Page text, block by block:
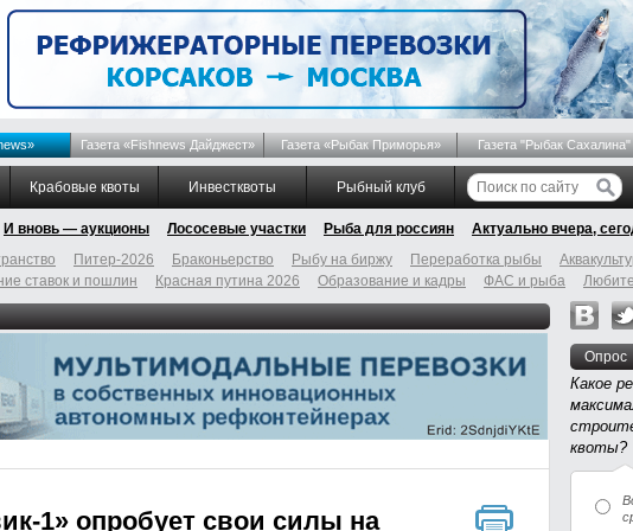
Газета «Fishnews Дайджест» Газета «Рыбак Приморья» Газета "Рыбак Сахалина"
Крабовые квоты Инвестквоты Рыбный клуб
И вновь — аукционы Лососевые участки Рыба для россиян
Актуально вчера,
Питер-2026 Браконьерство Рыбу на биржу Переработка рыбы
ставок и пошлин Красная путина 2026 Образование и кадры ФАС и рыба
1» опробует свои силы на
Опрос
Какое
квоты?